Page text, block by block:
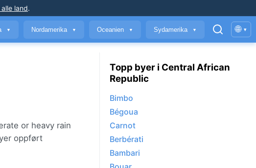
alle land.
▼ Nordamerika ▼ Oceanien ▼ Sydamerika ▼ 🌐 ▾
or heavy rain
oppført
Topp byer i Central African
Republic
Bimbo
Bégoua
Carnot
Berbérati
Bambari